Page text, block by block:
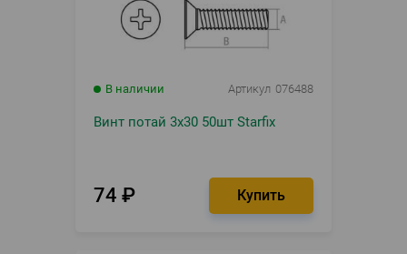
В наличии Артикул 076488
Винт потай 3х30 50шт Starfix
74 ₽